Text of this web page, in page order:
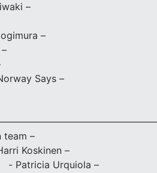
–
–
Says –
–
Koskinen –
- Patricia Urquiola –